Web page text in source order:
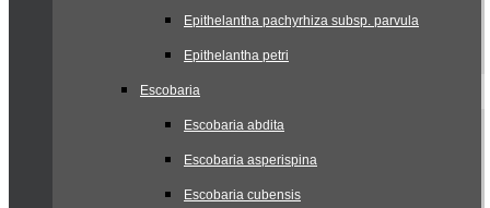
Epithelantha pachyrhiza subsp. parvula
Epithelantha petri
Escobaria
Escobaria abdita
Escobaria asperispina
Escobaria cubensis